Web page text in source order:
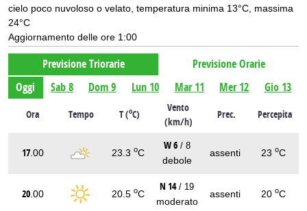
cielo poco nuvoloso o velato, temperatura minima 13°C, massima
24°C
Aggiornamento delle ore 1:00
Previsione Triorarie
Previsione Orarie
Oggi
Sab 8 Dom 9 Lun 10 Mar 11 Mer 12 Gio 13
Ora Tempo T (oC)
Vento
(km/h)
Prec. Percepita
17 .00 23.3 oC
W 6 / 8
debole
assenti 23 oC
20 .00 20.5 oC
N 14 / 19
moderato
assenti 20 oC